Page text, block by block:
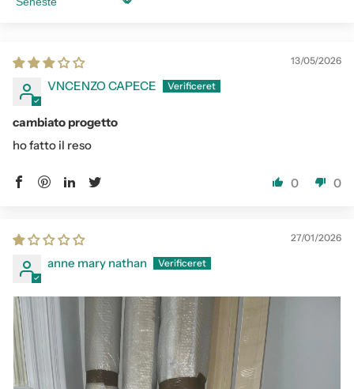
Sort by
13/05/2026
VNCENZO CAPECE
cambiato progetto
ho fatto il reso
0 0
27/01/2026
anne mary nathan